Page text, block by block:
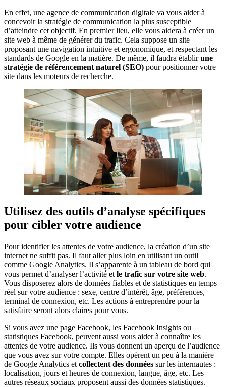
En effet, une agence de communication digitale va vous aider à
concevoir la stratégie de communication la plus susceptible
d’atteindre cet objectif. En premier lieu, elle vous aidera à créer un
site web à même de générer du trafic. Cela suppose un site
proposant une navigation intuitive et ergonomique, et respectant les
standards de Google en la matière. De même, il faudra établirune
stratégie de référencement naturel (SEO) pour positionner votre
site dans les moteurs de recherche.
Utilisez des outils d’analyse spécifiques
pour cibler votre audience
Pour identifier les attentes de votre audience, la création d’un site
internet ne suffit pas. Il faut aller plus loin en utilisant un outil
comme Google Analytics. Il s’apparente à un tableau de bord qui
vous permet d’analyser l’activité et le trafic sur votre site web.
Vous disposerez alors de données fiables et de statistiques en temps
réel sur votre audience : sexe, centre d’intérêt, âge, préférences,
terminal de connexion, etc. Les actions à entreprendre pour la
satisfaire seront alors claires pour vous.
Si vous avez une page Facebook, les Facebook Insights ou
statistiques Facebook, peuvent aussi vous aider à connaître les
attentes de votre audience. Ils vous donnent un aperçu de l’audience
que vous avez sur votre compte. Elles opèrent un peu à la manière
de Google Analytics et collectent des données sur les internautes :
localisation, jours et heures de connexion, langue, âge, etc. Les
autres réseaux sociaux proposent aussi des données statistiques.